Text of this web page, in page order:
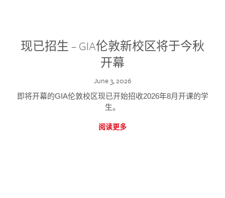
现已招生 – GIA伦敦新校区将于今秋
开幕
June 3, 2026
即将开幕的GIA伦敦校区现已开始招收2026年8月开课的学
生。
阅读更多